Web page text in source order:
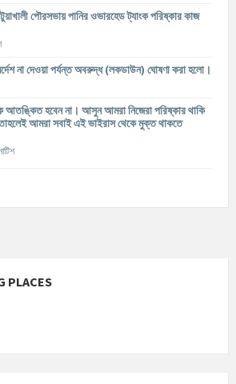
পৌরসভায় পানির ওভারহেড ট্যাংক পরিষ্কার কাজ
না দেওয়া পর্যন্ত অবরুদ্ধ (লকডাউন) ঘোষণা করা হলো।
আতঙ্কিত হবেন না। আসুন আমরা নিজেরা পরিষ্কার থাকি
আমরা সবাই এই ভাইরাস থেকে মুক্ত থাকতে
PLACES